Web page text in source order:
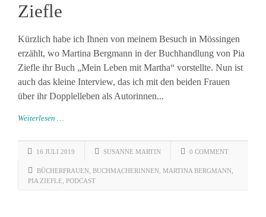
Ziefle
Kürzlich habe ich Ihnen von meinem Besuch in Mössingen
erzählt, wo Martina Bergmann in der Buchhandlung von Pia
Ziefle ihr Buch „Mein Leben mit Martha“ vorstellte. Nun ist
auch das kleine Interview, das ich mit den beiden Frauen
über ihr Dopplelleben als Autorinnen...
Weiterlesen …
16 JULI 2019 SUSANNE MARTIN 0 COMMENT
BÜCHERFRAUEN BUCHMACHERINNEN MARTINA BERGMANN
PIA ZIEFLE PODCAST